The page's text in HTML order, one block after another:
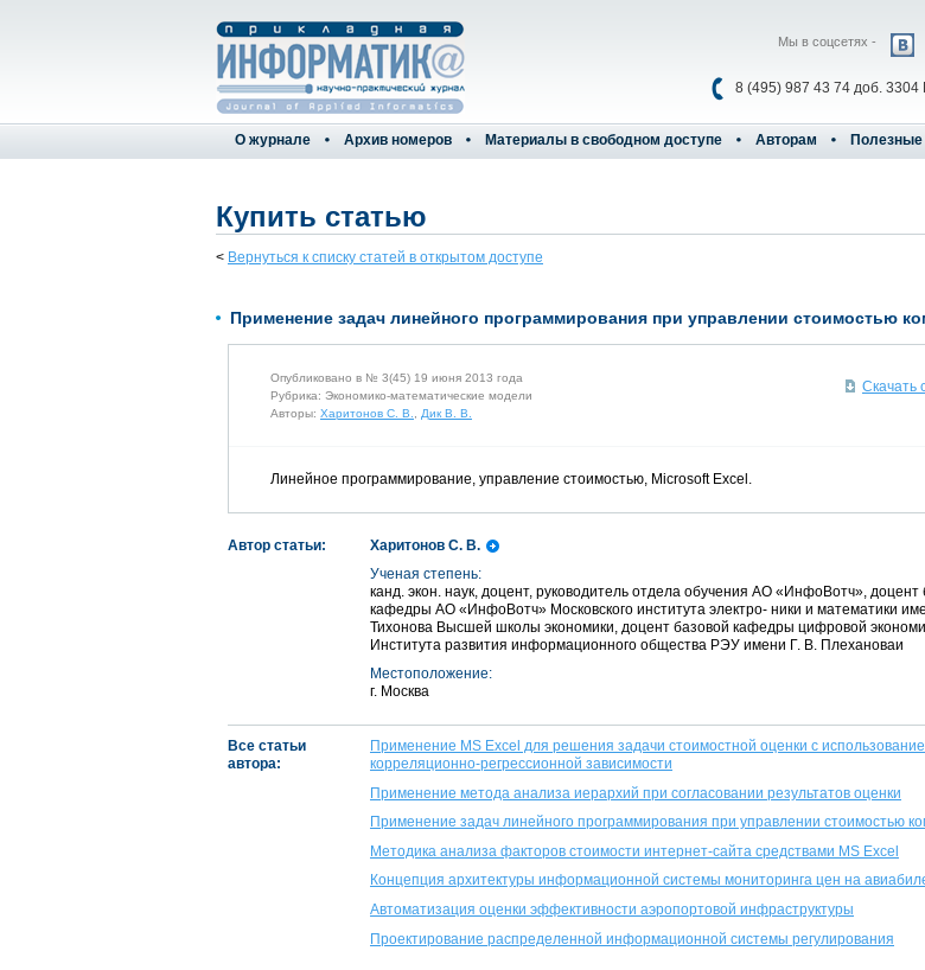
8 (495) 987 43 74 доб. 3304
Мы в соцсетях -
О журнале Архив номеров Материалы в свободном доступе Авторам
Купить статью
< Вернуться к списку статей в открытом доступе
Применение задач линейного программирования при управлении стоимостью
Опубликовано в № 3(45) 19 июня 2013 года
Рубрика: Экономико-математические модели
Авторы: Харитонов С. В., Дик В. В.
Скачать
Линейное программирование, управление стоимостью, Microsoft Excel.
Автор статьи:
Харитонов С. В.
Ученая степень:
канд. экон. наук, доцент, руководитель отдела обучения АО «ИнфоВотч», доцент
кафедры АО «ИнфоВотч» Московского института электро- ники и математики
Тихонова Высшей школы экономики, доцент базовой кафедры цифровой
Института развития информационного общества РЭУ имени Г. В. Плехановаи
Местоположение:
г. Москва
Все статьи
автора:
Применение MS Excel для решения задачи стоимостной оценки с
корреляционно-регрессионной зависимости
Применение метода анализа иерархий при согласовании результатов оценки
Применение задач линейного программирования при управлении стоимостью
Методика анализа факторов стоимости интернет-сайта средствами MS Excel
Концепция архитектуры информационной системы мониторинга цен на
Автоматизация оценки эффективности аэропортовой инфраструктуры
Проектирование распределенной информационной системы регулирования